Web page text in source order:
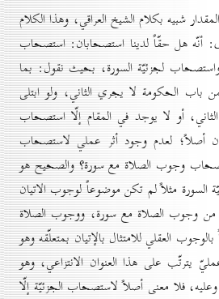
شبيه بكلام الشيخ العراقي، وهذا الكلام
أنّه هل حقّاً لدينا استصحابان: استصحاب
لجزئيّة السورة، بحيث نقول: بما
الحكومة لا يجري الثاني، ولو ابتلى
أو لا يوجد في المقام إلّا استصحاب
أصلاً؛ لعدم وجود أثر عملي لاستصحاب
وجوب الصلاة مع سورة؟ والصحيح هو
السورة مثلاً لم تكن موضوعاً لوجوب الاتيان
من وجوب الصلاة مع سورة، ووجوب الصلاة
العقلي للامتثال بالإتيان بمتعلّقه وهو
يترتّب على هذا العنوان الانتزاعي، وهو
فلا معنى أصلاً لاستصحاب الجزئيّة إلّا